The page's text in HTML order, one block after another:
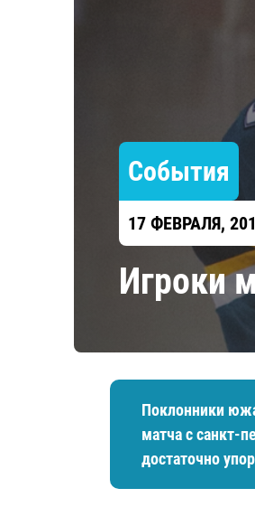
События
17 ФЕВРАЛЯ,
Игроки
Поклонники
матча с санкт-
достаточно